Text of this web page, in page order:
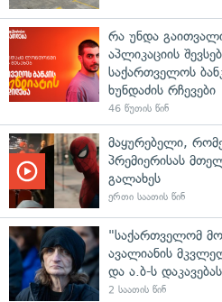
რა უნდა
აპლიკაციის
საქართველოს
ხუნდაძის რჩევები
46 წუთის წინ
მაყურებელი,
პრემიერისას
გალახეს
ერთი საათის წინ
"საქართველომ
ავალიანის
და ა.ბ-ს
2 საათის წინ